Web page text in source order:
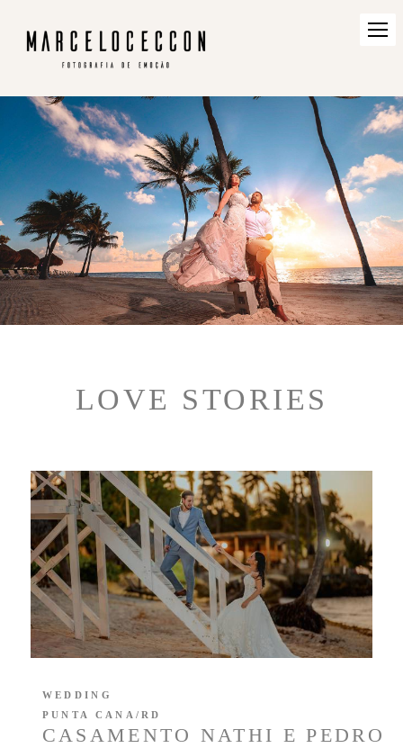
LOVE STORIES
CASAMENTO NATHI E PEDRO
WEDDING
PUNTA CANA/RD